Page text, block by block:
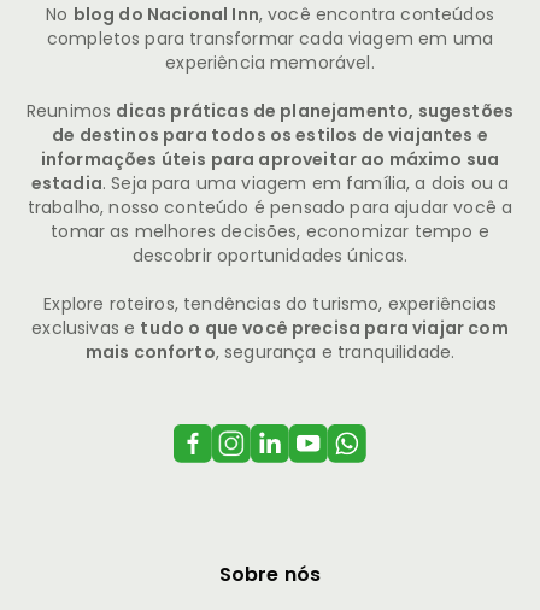
No blog do Nacional Inn, você encontra conteúdos
completos para transformar cada viagem em uma
experiência memorável.
Reunimos dicas práticas de planejamento, sugestões
de destinos para todos os estilos de viajantes e
informações úteis para aproveitar ao máximo sua
estadia. Seja para uma viagem em família, a dois ou a
trabalho, nosso conteúdo é pensado para ajudar você a
tomar as melhores decisões, economizar tempo e
descobrir oportunidades únicas.
Explore roteiros, tendências do turismo, experiências
exclusivas e tudo o que você precisa para viajar com
mais conforto, segurança e tranquilidade.
Sobre nós